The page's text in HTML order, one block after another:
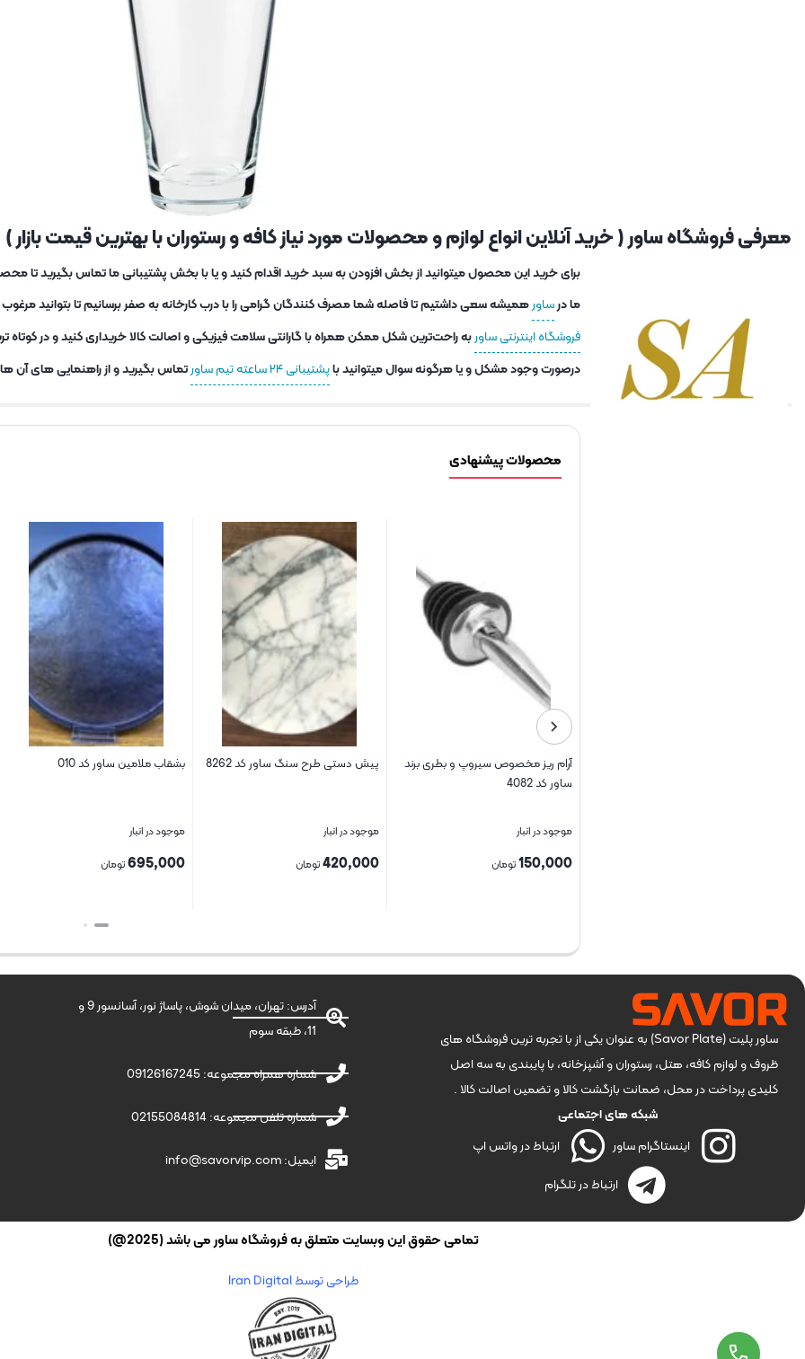
معرفی فروشگاه ساور ( خرید آنلاین انواع لوازم و محصولات مورد نیاز کافه و رستوران با بهترین قیمت بازار )
برای خرید این محصول میتوانید از بخش افزودن به سبد خرید اقدام کنید و یا با بخش پشتیبانی ما تماس بگیرید تا
ما درساورهمیشه سعی داشتیم تا فاصله شما مصرف کنندگان گرامی را با درب کارخانه به صفر برسانیم تا بتوانید
فروشگاه اینترنتی ساوربه راحت‌ترین شکل ممکن همراه با گارانتی سلامت فیزیکی و اصالت کالا خریداری کنید و در
درصورت وجود مشکل و یا هرگونه سوال میتوانید باپشتیبانی ۲۴ ساعته تیم ساور تماس بگیرید و از راهنمایی های آن
محصولات پیشنهادی
پیش دستی طرح سنگ ساور کد 8262
موجود در انبار
420,000 تومان
بشقاب ملامین ساور کد 010
موجود در انبار
695,000تومان
ظرف گود ملامین ساور کد 25121
موجود در انبار
420,000 تومان
ساور پلیت (Savor Plate) به عنوان یکی از با تجربه ترین فروشگاه های
ظروف و لوازم کافه، هتل، رستوران و آشپزخانه، با پایبندی به سه اصل
کلیدی پرداخت در محل، ضمانت بازگشت کالا و تضمین اصالت کالا .
شبکه های اجتماعی
اینستاگرام ساور
ارتباط در واتس اپ
ارتباط در تلگرام
آدرس: تهران، میدان شوش، پاساژ نور، آسانسور 9 و
11، طبقه سوم
شماره همراه مجموعه: 09126167245
شماره تلفن مجموعه: 02155084814
ایمیل: info@savorvip.com
تمامی حقوق این وبسایت متعلق به فروشگاه ساور می باشد (2025@)
طراحی توسط Iran Digital